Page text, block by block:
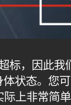
标，因此我
状态。您
际上非常简